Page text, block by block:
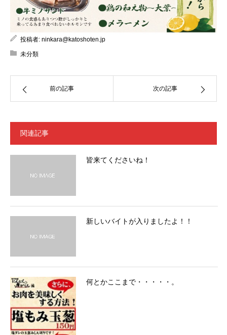
投稿者: ninkara@katoshoten.jp
未分類
前の記事 次の記事
関連記事
皆来てくださいね！
新しいバイトが入りましたよ！！
何とかここまで・・・・・。